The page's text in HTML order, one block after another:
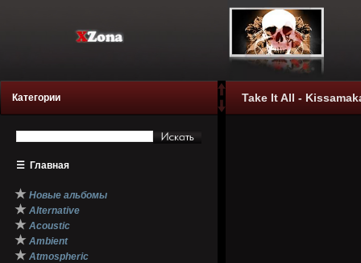
Категории
☰ Главная
★ Новые альбомы
★ Alternative
★ Acoustic
★ Ambient
★ Atmospheric
Take It All -